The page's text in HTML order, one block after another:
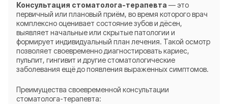
Консультация стоматолога-терапевта — это
первичный или плановый приём, во время которого врач
комплексно оценивает состояние зубов и дёсен,
выявляет начальные или скрытые патологии и
формирует индивидуальный план лечения. Такой осмотр
позволяет своевременно диагностировать кариес,
пульпит, гингивит и другие стоматологические
заболевания ещё до появления выраженных симптомов.
Преимущества своевременной консультации
стоматолога-терапевта: